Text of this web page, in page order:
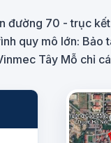
đường 70 - trục
quy mô lớn: Bảo
Tây Mỗ chỉ